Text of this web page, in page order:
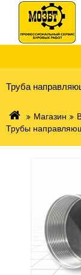
Труба
Магазин
Трубы